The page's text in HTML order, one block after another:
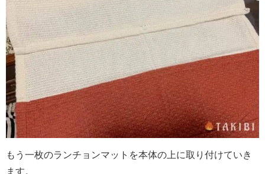
もう一枚のランチョンマットを本体の上に取り付けていき
ます。